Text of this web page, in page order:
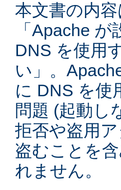
本文書の内
「Apache
DNS を使用
い」。
に DNS を使
問題 (起動し
拒否や盗用
盗むことを
れません。